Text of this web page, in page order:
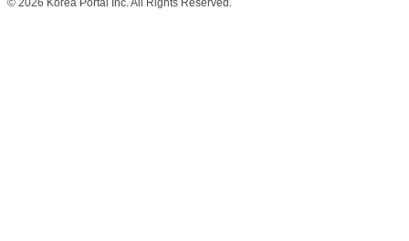
© 2026 Korea Portal Inc. All Rights Reserved.